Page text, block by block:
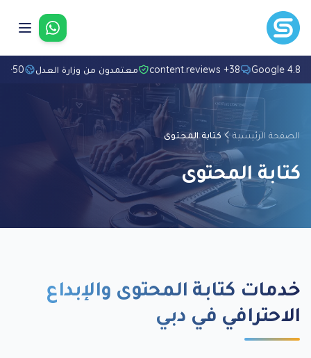
تواصل
4.8/5 Google
38+ content.reviews معتمدون من وزارة العدل 50+ لغة
الصفحة الرئيسية كتابة المحتوى
كتابة المحتوى
خدمات كتابة المحتوى والإبداع
الاحترافي في دبي